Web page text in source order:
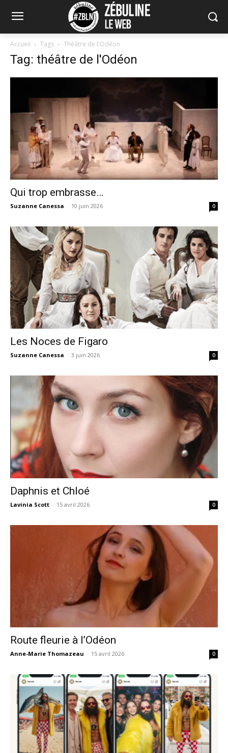
Accueil Tags Théâtre de l'Odéon
Tag: théâtre de l'Odéon
Qui trop embrasse…
Suzanne Canessa - 10 juin 2026 0
Les Noces de Figaro
Suzanne Canessa - 3 juin 2026 0
Daphnis et Chloé
Lavinia Scott - 15 avril 2026 0
Route fleurie à l’Odéon
Anne-Marie Thomazeau - 15 avril 2026 0